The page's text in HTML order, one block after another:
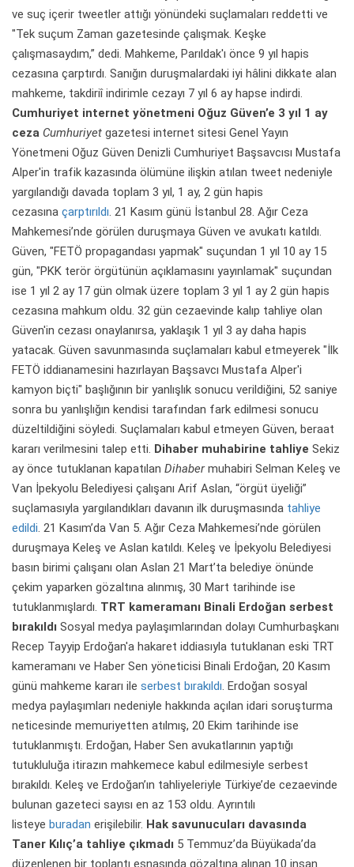
ve suç içerir tweetler attığı yönündeki suçlamaları reddetti ve
"Tek suçum Zaman gazetesinde çalışmak. Keşke
çalışmasaydım,” dedi. Mahkeme, Parıldak'ı önce 9 yıl hapis
cezasına çarptırdı. Sanığın duruşmalardaki iyi hâlini dikkate alan
mahkeme, takdiriî indirimle cezayı 7 yıl 6 ay hapse indirdi.
Cumhuriyet internet yönetmeni Oğuz Güven’e 3 yıl 1 ay
ceza Cumhuriyet gazetesi internet sitesi Genel Yayın
Yönetmeni Oğuz Güven Denizli Cumhuriyet Başsavcısı Mustafa
Alper'in trafik kazasında ölümüne ilişkin atılan tweet nedeniyle
yargılandığı davada toplam 3 yıl, 1 ay, 2 gün hapis
cezasına çarptırıldı. 21 Kasım günü İstanbul 28. Ağır Ceza
Mahkemesi’nde görülen duruşmaya Güven ve avukatı katıldı.
Güven, "FETÖ propagandası yapmak" suçundan 1 yıl 10 ay 15
gün, "PKK terör örgütünün açıklamasını yayınlamak" suçundan
ise 1 yıl 2 ay 17 gün olmak üzere toplam 3 yıl 1 ay 2 gün hapis
cezasına mahkum oldu. 32 gün cezaevinde kalıp tahliye olan
Güven'in cezası onaylanırsa, yaklaşık 1 yıl 3 ay daha hapis
yatacak. Güven savunmasında suçlamaları kabul etmeyerek "İlk
FETÖ iddianamesini hazırlayan Başsavcı Mustafa Alper'i
kamyon biçti" başlığının bir yanlışlık sonucu verildiğini, 52 saniye
sonra bu yanlışlığın kendisi tarafından fark edilmesi sonucu
düzeltildiğini söyledi. Suçlamaları kabul etmeyen Güven, beraat
kararı verilmesini talep etti. Dihaber muhabirine tahliye Sekiz
ay önce tutuklanan kapatılan Dihabermuhabiri Selman Keleş ve
Van İpekyolu Belediyesi çalışanı Arif Aslan, “örgüt üyeliği”
suçlamasıyla yargılandıkları davanın ilk duruşmasında tahliye
edildi. 21 Kasım’da Van 5. Ağır Ceza Mahkemesi’nde görülen
duruşmaya Keleş ve Aslan katıldı. Keleş ve İpekyolu Belediyesi
basın birimi çalışanı olan Aslan 21 Mart’ta belediye önünde
çekim yaparken gözaltına alınmış, 30 Mart tarihinde ise
tutuklanmışlardı. TRT kameramanı Binali Erdoğan serbest
bırakıldı Sosyal medya paylaşımlarından dolayı Cumhurbaşkanı
Recep Tayyip Erdoğan'a hakaret iddiasıyla tutuklanan eski TRT
kameramanı ve Haber Sen yöneticisi Binali Erdoğan, 20 Kasım
günü mahkeme kararı ile serbest bırakıldı. Erdoğan sosyal
medya paylaşımları nedeniyle hakkında açılan idari soruşturma
neticesinde memuriyetten atılmış, 20 Ekim tarihinde ise
tutuklanmıştı. Erdoğan, Haber Sen avukatlarının yaptığı
tutukluluğa itirazın mahkemece kabul edilmesiyle serbest
bırakıldı. Keleş ve Erdoğan’ın tahliyeleriyle Türkiye’de cezaevinde
bulunan gazeteci sayısı en az 153 oldu. Ayrıntılı
listeye buradan erişilebilir. Hak savunucuları davasında
Taner Kılıç’a tahliye çıkmadı 5 Temmuz’da Büyükada’da
düzenlenen bir toplantı esnasında gözaltına alınan 10 insan